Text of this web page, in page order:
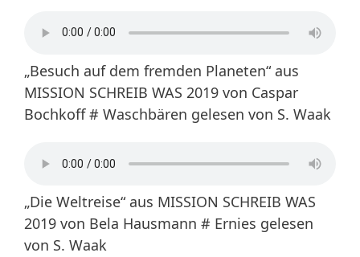
„Besuch auf dem fremden Planeten“ aus
MISSION SCHREIB WAS 2019 von Caspar
Bochkoff # Waschbären gelesen von S. Waak
„Die Weltreise“ aus MISSION SCHREIB WAS
2019 von Bela Hausmann # Ernies gelesen
von S. Waak